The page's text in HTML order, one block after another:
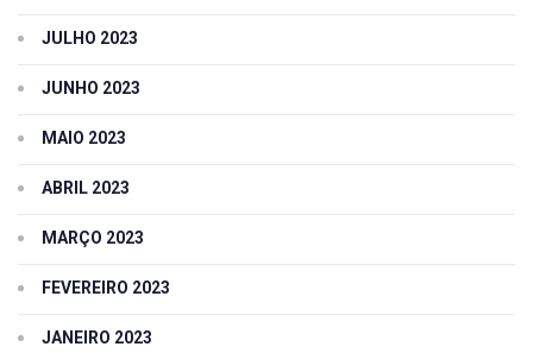
JULHO 2023
JUNHO 2023
MAIO 2023
ABRIL 2023
MARÇO 2023
FEVEREIRO 2023
JANEIRO 2023